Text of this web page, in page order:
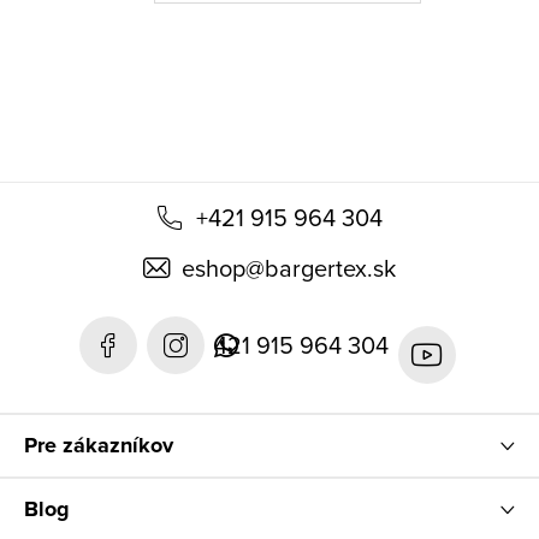
+421 915 964 304
eshop@bargertex.sk
421 915 964 304
Pre zákazníkov
Blog